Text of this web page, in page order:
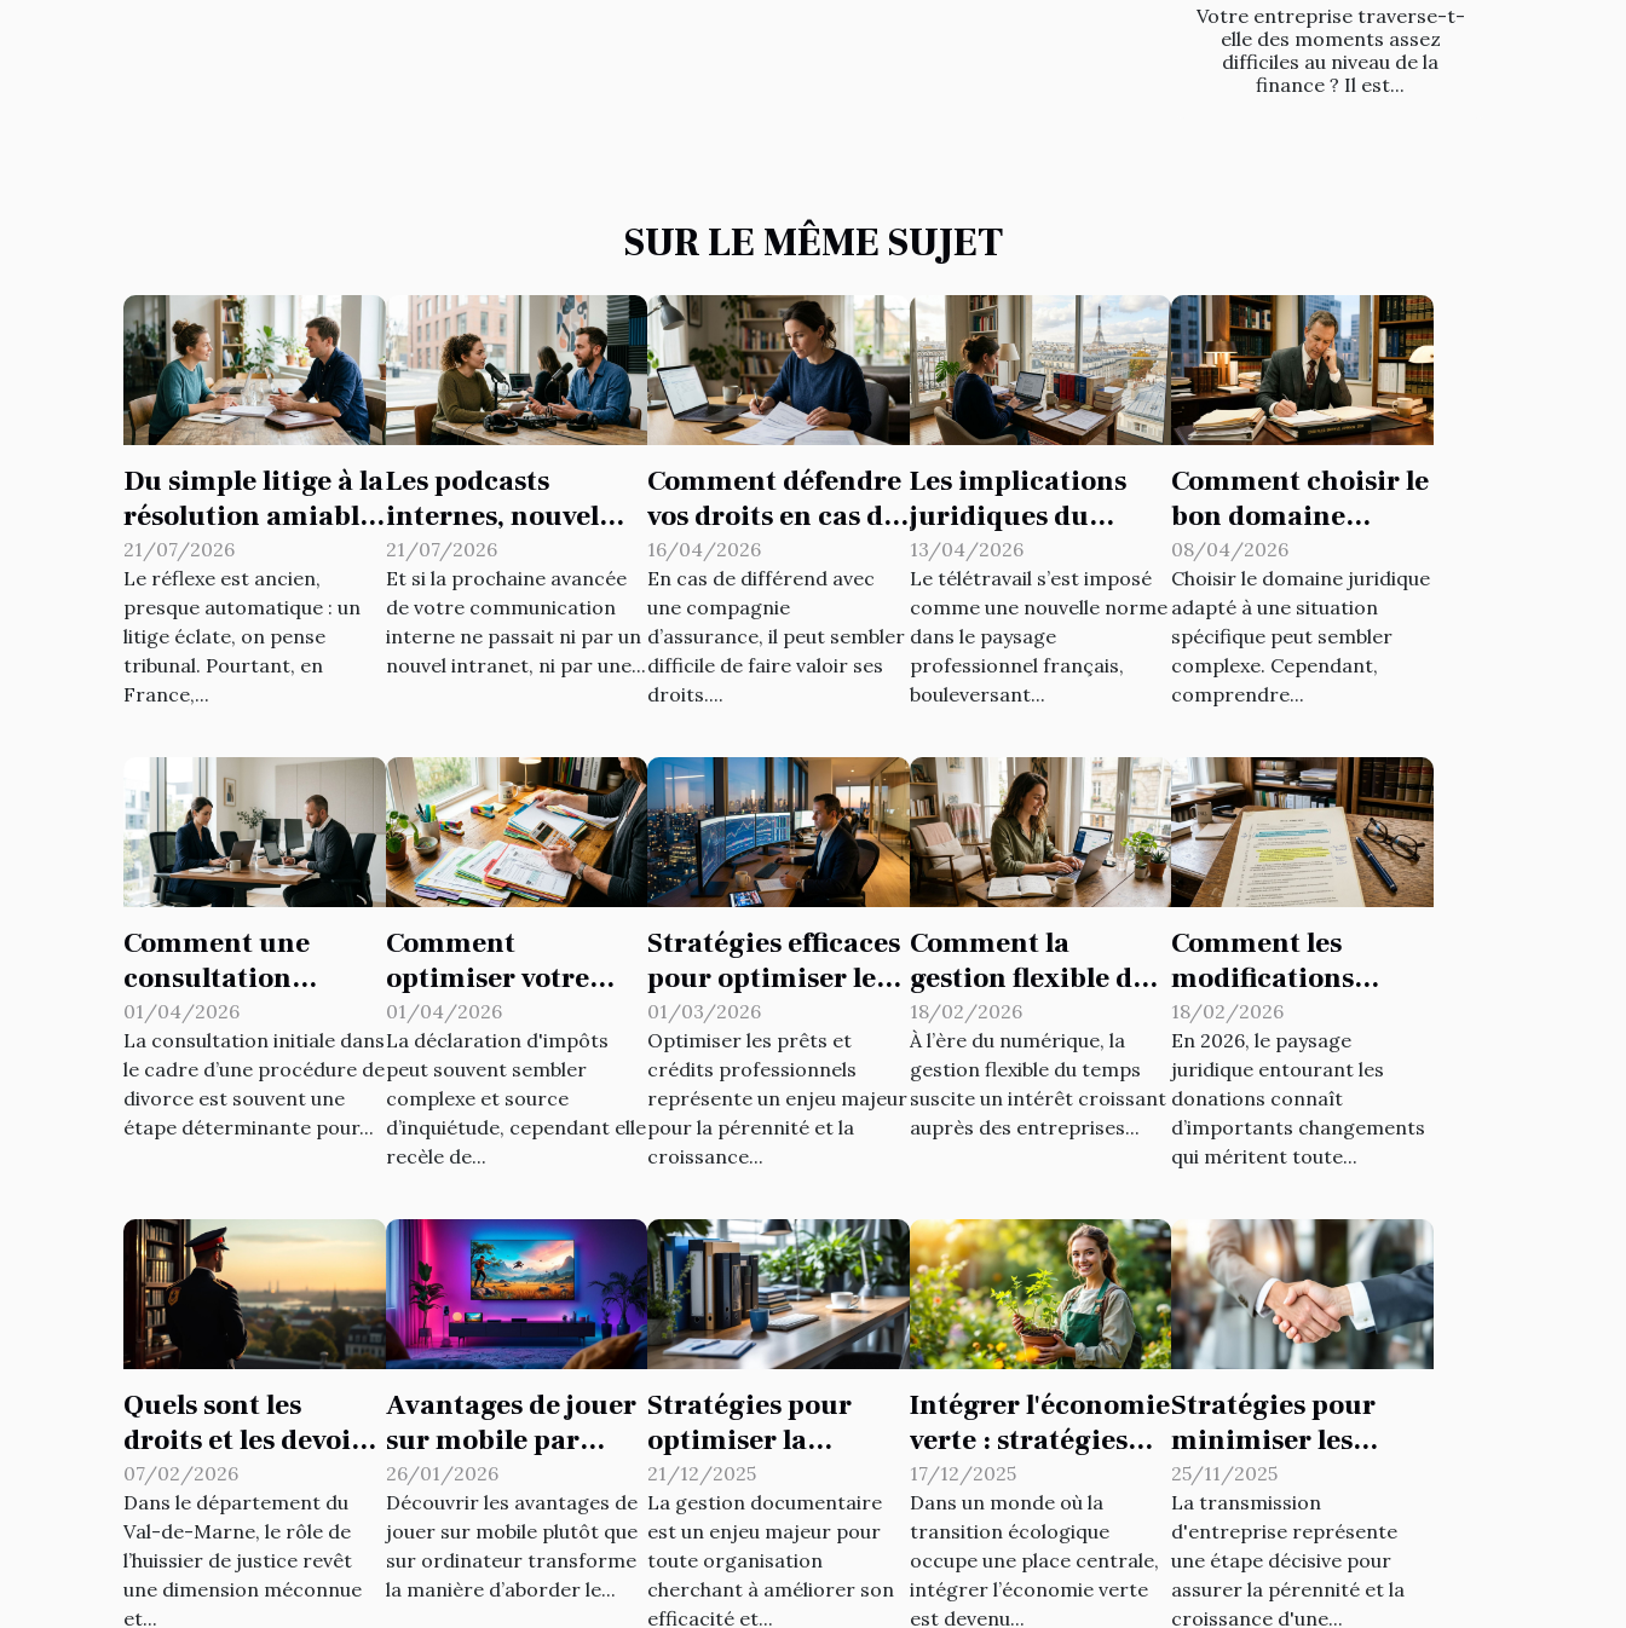
Votre entreprise traverse-t-
elle des moments assez
difficiles au niveau de la
finance ? Il est...
SUR LE MÊME SUJET
Du simple litige à la
résolution amiable
: repenser ses
réflexes juridiques
21/07/2026
Le réflexe est ancien,
presque automatique : un
litige éclate, on pense
tribunal. Pourtant, en
France,...
Les podcasts
internes, nouvel
outil insoupçonné
de dynamisation de
la communication
d’entreprise
21/07/2026
Et si la prochaine avancée
de votre communication
interne ne passait ni par un
nouvel intranet, ni par une...
Comment défendre
vos droits en cas de
litige avec votre
assureur ?
16/04/2026
En cas de différend avec
une compagnie
d’assurance, il peut sembler
difficile de faire valoir ses
droits....
Les implications
juridiques du
télétravail en
France
13/04/2026
Le télétravail s’est imposé
comme une nouvelle norme
dans le paysage
professionnel français,
bouleversant...
Comment choisir le
bon domaine
juridique pour
votre cas ?
08/04/2026
Choisir le domaine juridique
adapté à une situation
spécifique peut sembler
complexe. Cependant,
comprendre...
Comment une
consultation
initiale peut
orienter votre
procédure de
divorce ?
01/04/2026
La consultation initiale dans
le cadre d’une procédure de
divorce est souvent une
étape déterminante pour...
Comment
optimiser votre
déclaration
d'impôts pour
maximiser les
retours ?
01/04/2026
La déclaration d'impôts
peut souvent sembler
complexe et source
d’inquiétude, cependant elle
recèle de...
Stratégies efficaces
pour optimiser les
prêts et crédits
professionnels
01/03/2026
Optimiser les prêts et
crédits professionnels
représente un enjeu majeur
pour la pérennité et la
croissance...
Comment la
gestion flexible du
temps influence la
productivité ?
18/02/2026
À l’ère du numérique, la
gestion flexible du temps
suscite un intérêt croissant
auprès des entreprises...
Comment les
modifications
légales affectent-
elles les donations
en 2026 ?
18/02/2026
En 2026, le paysage
juridique entourant les
donations connaît
d’importants changements
qui méritent toute...
Quels sont les
droits et les devoirs
d'un huissier de
justice dans le 94 ?
07/02/2026
Dans le département du
Val-de-Marne, le rôle de
l’huissier de justice revêt
une dimension méconnue
et...
Avantages de jouer
sur mobile par
rapport à
l'ordinateur
26/01/2026
Découvrir les avantages de
jouer sur mobile plutôt que
sur ordinateur transforme
la manière d’aborder le...
Stratégies pour
optimiser la
gestion
documentaire en
entreprise
21/12/2025
La gestion documentaire
est un enjeu majeur pour
toute organisation
cherchant à améliorer son
efficacité et...
Intégrer l'économie
verte : stratégies
pour les petites
entreprises
17/12/2025
Dans un monde où la
transition écologique
occupe une place centrale,
intégrer l’économie verte
est devenu...
Stratégies pour
minimiser les
risques fiscaux lors
de transmissions
d'entreprise
25/11/2025
La transmission
d'entreprise représente
une étape décisive pour
assurer la pérennité et la
croissance d'une...